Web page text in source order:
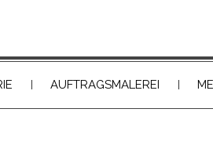
AUFTRAGSMALEREI